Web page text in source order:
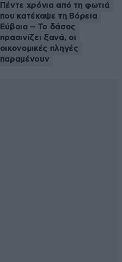
Πέντε χρόνια από τη φωτιά
που κατέκαψε τη Βόρεια
Εύβοια – Το δάσος
πρασινίζει ξανά, οι
οικονομικές πληγές
παραμένουν